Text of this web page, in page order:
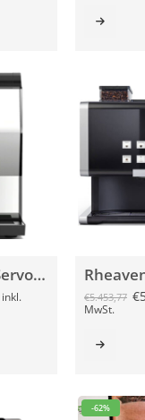
Rheavendors Servomat rhTT1 V+ silber
inkl.
€5.453,77 €
MwSt.
-62%